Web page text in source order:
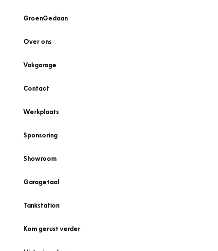
GroenGedaan
Over ons
Vakgarage
Contact
Werkplaats
Sponsoring
Showroom
Garagetaal
Tankstation
Kom gerust verder